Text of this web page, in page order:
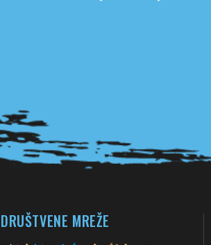
DRUŠTVENE MREŽE